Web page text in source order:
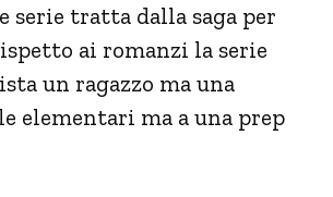
serie tratta dalla saga per
ai romanzi la serie
un ragazzo ma una
elementari ma a una prep